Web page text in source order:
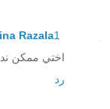
Razala1 يونيو 2020 في 1:07 ص
اختي ممكن
رد